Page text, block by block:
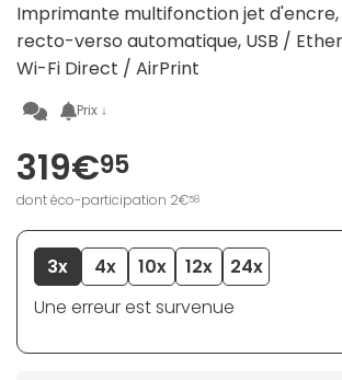
Imprimante multifonction jet d'encre,
recto-verso automatique, USB /
Wi-Fi Direct / AirPrint
Prix ↓
319€95
dont éco-participation 2€58
3x 4x 10x 12x
24x
Une erreur est survenue